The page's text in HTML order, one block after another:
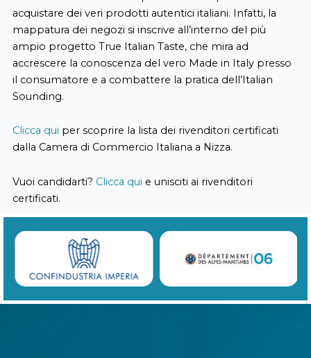
acquistare dei veri prodotti autentici italiani. Infatti, la
mappatura dei negozi si inscrive all’interno del più
ampio progetto True Italian Taste, che mira ad
accrescere la conoscenza del vero Made in Italy presso
il consumatore e a combattere la pratica dell’Italian
Sounding.
Clicca qui per scoprire la lista dei rivenditori certificati
dalla Camera di Commercio Italiana a Nizza.
Vuoi candidarti? Clicca qui e unisciti ai rivenditori
certificati.